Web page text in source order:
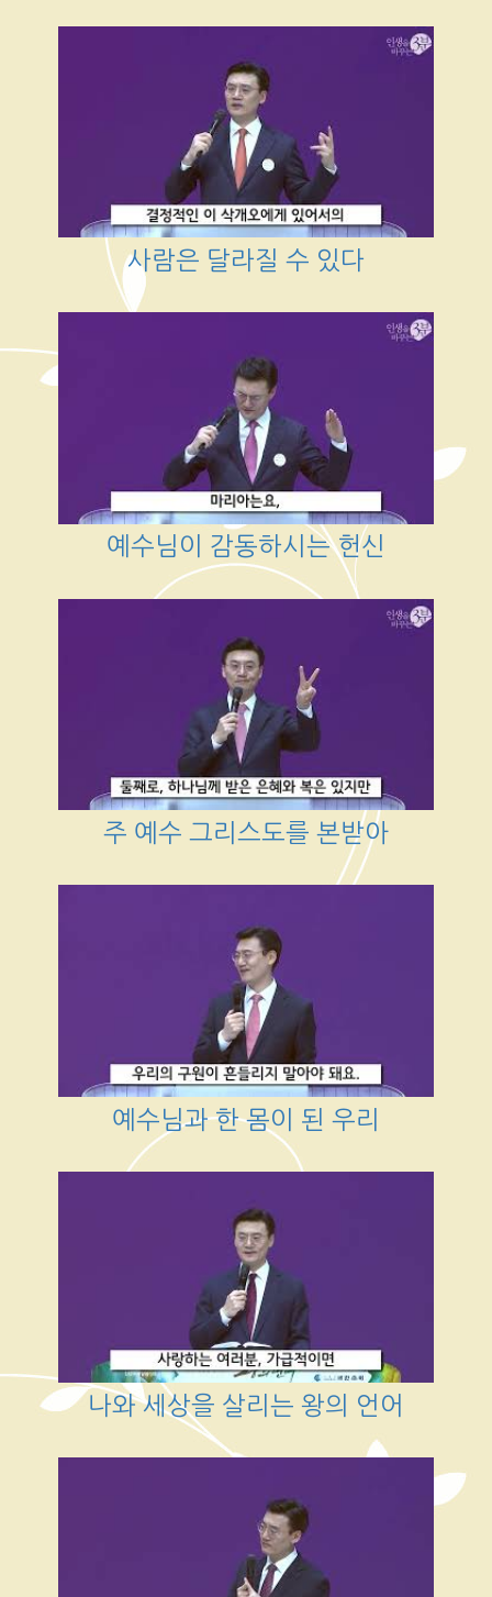
사람은 달라질 수 있다
예수님이 감동하시는 헌신
주 예수 그리스도를 본받아
예수님과 한 몸이 된 우리
나와 세상을 살리는 왕의 언어